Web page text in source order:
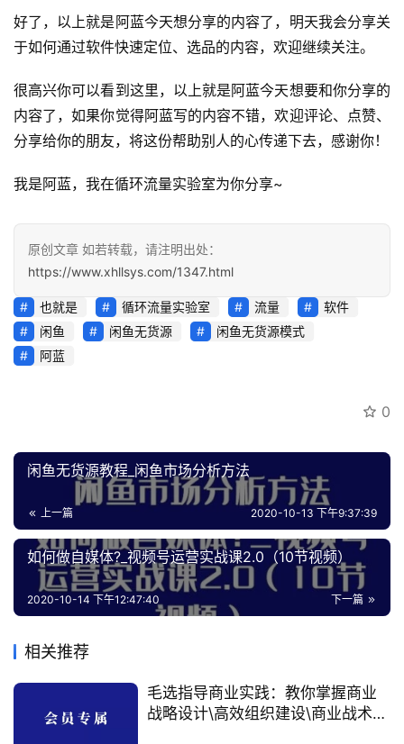
好了，以上就是阿蓝今天想分享的内容了，明天我会分享关
于如何通过软件快速定位、选品的内容，欢迎继续关注。
很高兴你可以看到这里，以上就是阿蓝今天想要和你分享的
内容了，如果你觉得阿蓝写的内容不错，欢迎评论、点赞、
分享给你的朋友，将这份帮助别人的心传递下去，感谢你！
我是阿蓝，我在循环流量实验室为你分享~
原创文章 如若转载，请注明出处：
https://www.xhllsys.com/1347.html
也就是 循环流量实验室 流量
软件
闲鱼
闲鱼无货源
闲鱼无货源模式
阿蓝
0
闲鱼无货源教程_闲鱼市场分析方法
上一篇 2020-10-13 下午9:37:39
如何做自媒体?_视频号运营实战课2.0（10节视频）
下一篇
2020-10-14 下午12:47:40
相关推荐
毛选指导商业实践：教你掌握商业
战略设计\高效组织建设\商业战术实